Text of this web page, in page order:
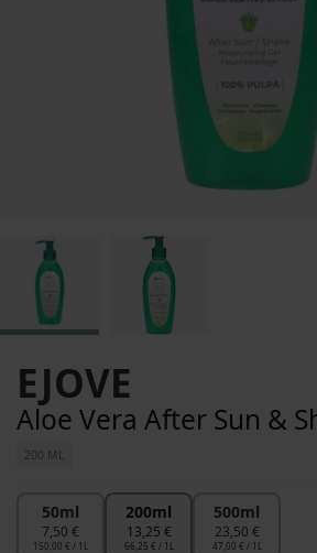
EJOVE
Aloe Vera After Sun &
200 ML
50ml
7,50 €
150,00 € / 1L
200ml
13,25 €
66,25 € / 1L
500ml
23,50 €
47,00 € / 1L